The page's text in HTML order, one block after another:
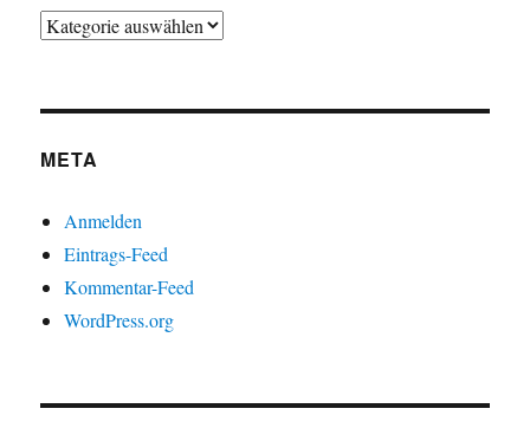
Beiträge
META
Anmelden
Eintrags-Feed
Kommentar-Feed
WordPress.org